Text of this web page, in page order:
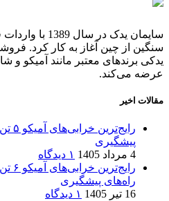
سایمان یدک در
سنگین از چین آغاز به کار کرد.
یدکی برندهای معتبر مانند آمیکو و
عرضه می‌کند.
مقالات اخیر
پیشگیری
4 مرداد 1405
۱ دیدگاه
راه‌های پیشگیری
16 تیر 1405
۱ دیدگاه